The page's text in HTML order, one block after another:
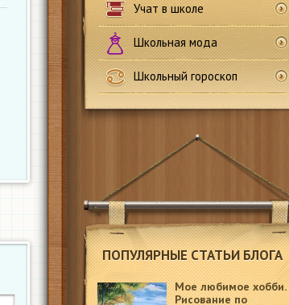
Учат в школе
Школьная мода
Школьный гороскоп
ПОПУЛЯРНЫЕ СТАТЬИ БЛОГА
Мое любимое хобби.
Рисование по